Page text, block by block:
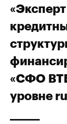
«СФО
уровне